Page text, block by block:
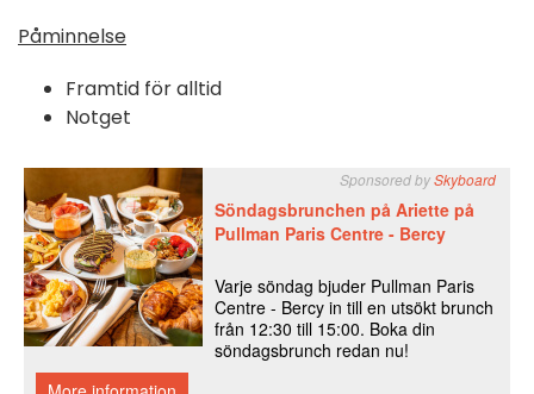
Påminnelse
Framtid för alltid
Notget